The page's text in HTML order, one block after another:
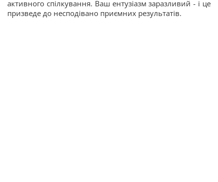
активного спілкування. Ваш ентузіазм заразливий - і це
призведе до несподівано приємних результатів.